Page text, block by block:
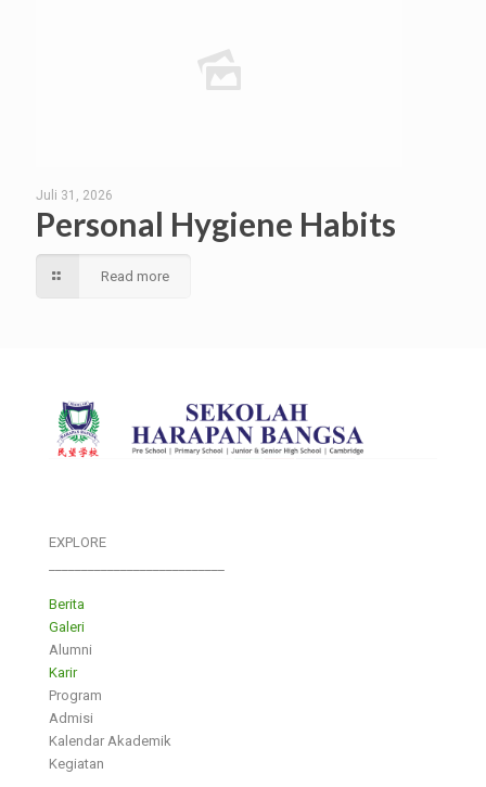
Juli 31, 2026
Personal Hygiene Habits
Read more
EXPLORE
Berita
Galeri
Alumni
Karir
Program
Admisi
Kalendar Akademik
Kegiatan